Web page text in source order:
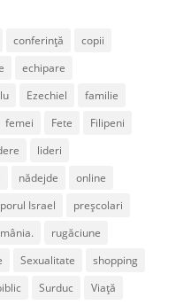
conferință
copii
echipare
Ezechiel
familie
femei Fete
Filipeni
lideri
nădejde
online
Israel
preșcolari
rugăciune
Sexualitate
shopping
Surduc Viață